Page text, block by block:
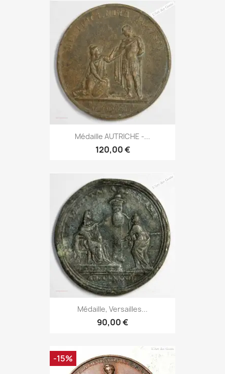
Médaille AUTRICHE -...
120,00 €
Médaille, Versailles...
90,00 €
-15%